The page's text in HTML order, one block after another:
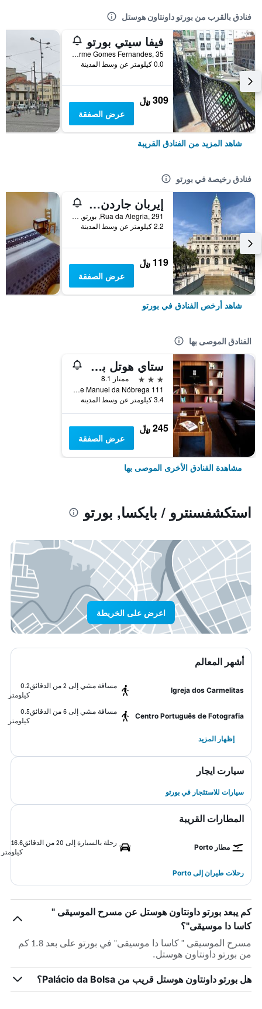
فنادق بالقرب من بورتو داونتاون هوستل
فيفا سيتي بورتو
Praca Guilherme Gomes Fernandes, 35, بورتو, محافظة بورتو, البرتغال
0.0 كيلومتر عن وسط المدينة
309 ﷼
عرض الصفقة
شاهد المزيد من الفنادق القريبة
فنادق رخيصة في بورتو
إيربان جاردن بورتو سنترال هوستل
Rua da Alegria, 291, بورتو, محافظة بورتو, البرتغال
2.2 كيلومتر عن وسط المدينة
119 ﷼
عرض الصفقة
شاهد أرخص الفنادق في بورتو
الفنادق الموصى بها
ستاي هوتل بورتو سنترو أنتاس
3 نجوم
ممتاز 8.1
Rua Padre Manuel da Nóbrega 111, بورتو, محافظة بورتو, البرتغال
3.4 كيلومتر عن وسط المدينة
245 ﷼
عرض الصفقة
مشاهدة الفنادق الأخرى الموصى بها
استكشفسنترو / بايكسا, بورتو
اعرض على الخريطة
أشهر المعالم
Igreja dos Carmelitas
مسافة مشي إلى 2 من الدقائق
0.2
كيلومتر
Centro Português de Fotografia
مسافة مشي إلى 6 من الدقائق
0.5
كيلومتر
إظهار المزيد
سيارت ايجار
سيارات للاستئجار في بورتو
المطارات القريبة
مطار Porto
رحلة بالسيارة إلى 20 من الدقائق
16.6
كيلومتر
رحلات طيران إلى Porto
كم يبعد بورتو داونتاون هوستل عن مسرح الموسيقى "
كاسا دا موسيقى"؟
مسرح الموسيقى " كاسا دا موسيقى" في بورتو على بعد 1.8 كم
من بورتو داونتاون هوستل.
هل بورتو داونتاون هوستل قريب من Palácio da Bolsa؟